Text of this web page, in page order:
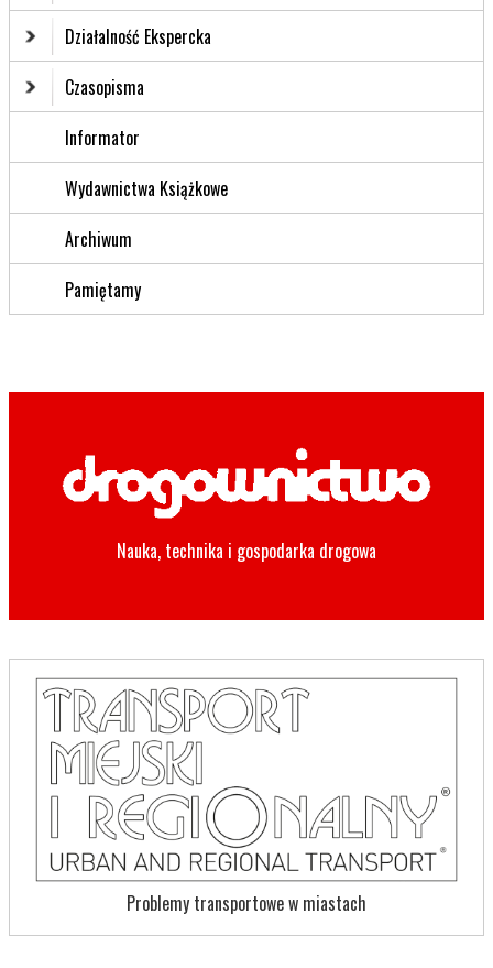
Działalność Ekspercka
Czasopisma
Informator
Wydawnictwa Książkowe
Archiwum
Pamiętamy
Nauka, technika i gospodarka drogowa
Problemy transportowe w miastach